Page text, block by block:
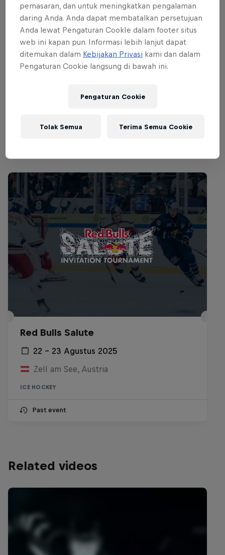
decided. Group A will be contested by Eisbären
Berlin, Frölunda Indians and Färjestad BK, while
Group B is between Djurgårdens IF, JYP and the
defending 2012 champions Luleå Hockey.
The first group game gets going at 17:00 CET on
redbull.com at 20:15 CET on December 22.
Red Bulls Salute
22 – 23 Agustus 2025
Zell am See, Austria
ICE HOCKEY
Past event
Related videos
pemasaran, dan untuk meningkatkan pengalaman
daring Anda. Anda dapat membatalkan persetujuan
Anda lewat Pengaturan CookIe dalam footer situs
web ini kapan pun. Informasi lebih lanjut dapat
ditemukan dalam Kebijakan Privasi kami dan dalam
Pengaturan Cookie langsung di bawah ini.
Pengaturan Cookie
Tolak Semua Terima Semua Cookie